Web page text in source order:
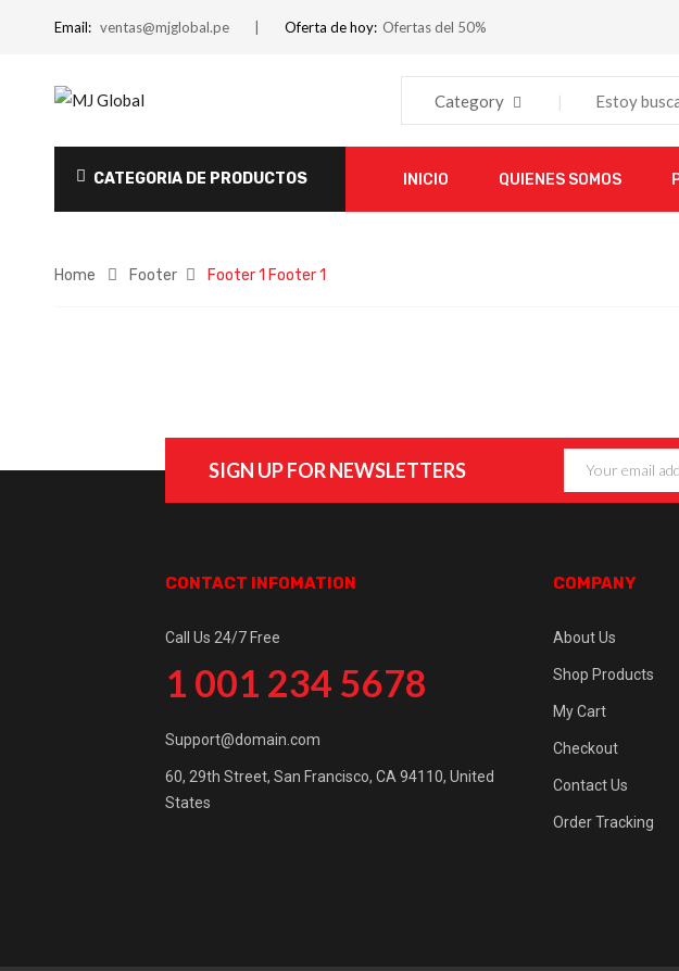
Email: ventas@mjglobal.pe Oferta de hoy: Ofertas del 50%
Category
CATEGORIA DE PRODUCTOS INICIO QUIENES SOMOS
Home Footer Footer 1 Footer 1
SIGN UP FOR NEWSLETTERS
CONTACT INFOMATION
Call Us 24/7 Free
1 001 234 5678
Support@domain.com
60, 29th Street, San Francisco, CA 94110, United
States
COMPANY
About Us
Shop Products
My Cart
Checkout
Contact Us
Order Tracking